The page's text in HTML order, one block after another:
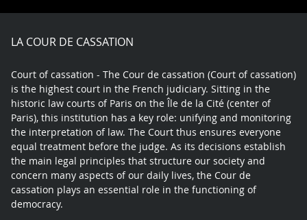
X
FacebookYoutubeLinkedIn
LA COUR DE CASSATION
Court of cassation - The Cour de cassation (Court of cassation)
is the highest court in the French judiciary. Sitting in the
historic law courts of Paris on the Île de la Cité (center of
Paris), this institution has a key role: unifying and monitoring
the interpretation of law. The Court thus ensures everyone
equal treatment before the judge. As its decisions establish
the main legal principles that structure our society and
concern many aspects of our daily lives, the Cour de
cassation plays an essential role in the functioning of
democracy.